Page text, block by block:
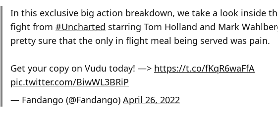
In this exclusive big action breakdown, we take a look inside
fight from #Uncharted starring Tom Holland and Mark
pretty sure that the only in flight meal being served was pain.
Get your copy on Vudu today! —> https://t.co/fKqR6waFfA
pic.twitter.com/BiwWL3BRiP
— Fandango (@Fandango) April 26, 2022